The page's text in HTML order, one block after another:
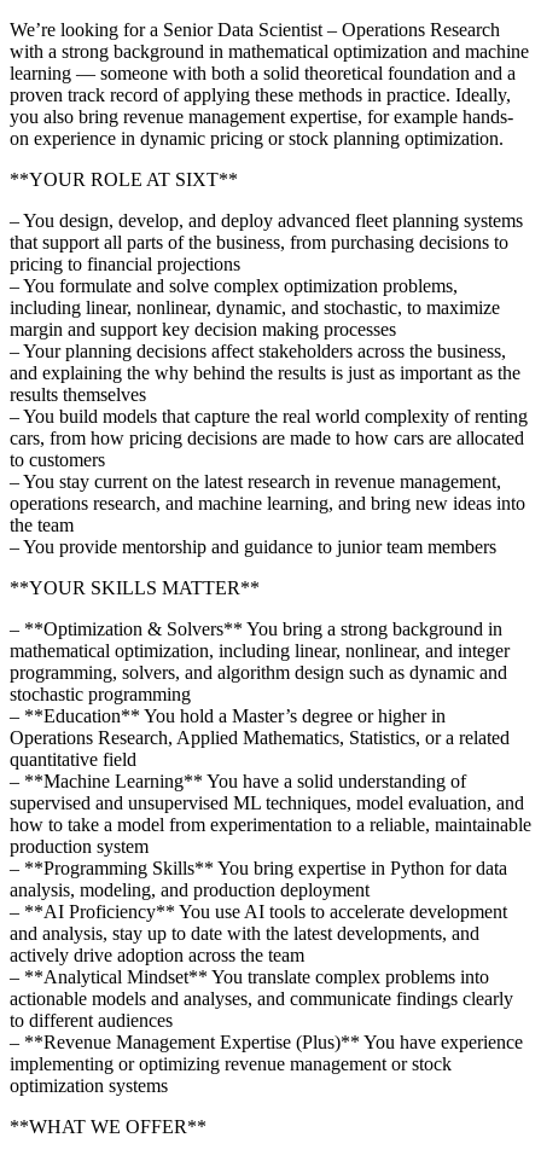
We’re looking for a Senior Data Scientist – Operations Research
with a strong background in mathematical optimization and machine
learning — someone with both a solid theoretical foundation and a
proven track record of applying these methods in practice. Ideally,
you also bring revenue management expertise, for example hands-
on experience in dynamic pricing or stock planning optimization.
**YOUR ROLE AT SIXT**
– You design, develop, and deploy advanced fleet planning systems
that support all parts of the business, from purchasing decisions to
pricing to financial projections
– You formulate and solve complex optimization problems,
including linear, nonlinear, dynamic, and stochastic, to maximize
margin and support key decision making processes
– Your planning decisions affect stakeholders across the business,
and explaining the why behind the results is just as important as the
results themselves
– You build models that capture the real world complexity of renting
cars, from how pricing decisions are made to how cars are allocated
to customers
– You stay current on the latest research in revenue management,
operations research, and machine learning, and bring new ideas into
the team
– You provide mentorship and guidance to junior team members
**YOUR SKILLS MATTER**
– **Optimization & Solvers** You bring a strong background in
mathematical optimization, including linear, nonlinear, and integer
programming, solvers, and algorithm design such as dynamic and
stochastic programming
– **Education** You hold a Master’s degree or higher in
Operations Research, Applied Mathematics, Statistics, or a related
quantitative field
– **Machine Learning** You have a solid understanding of
supervised and unsupervised ML techniques, model evaluation, and
how to take a model from experimentation to a reliable, maintainable
production system
– **Programming Skills** You bring expertise in Python for data
analysis, modeling, and production deployment
– **AI Proficiency** You use AI tools to accelerate development
and analysis, stay up to date with the latest developments, and
actively drive adoption across the team
– **Analytical Mindset** You translate complex problems into
actionable models and analyses, and communicate findings clearly
to different audiences
– **Revenue Management Expertise (Plus)** You have experience
implementing or optimizing revenue management or stock
optimization systems
**WHAT WE OFFER**